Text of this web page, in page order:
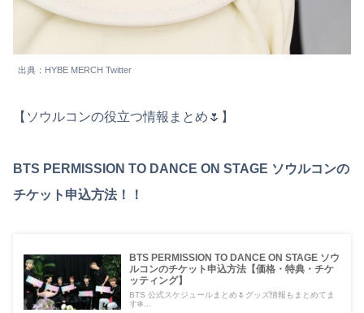
出典：HYBE MERCH Twitter
【ソウルコンの役立つ情報まとめ🌷】
BTS PERMISSION TO DANCE ON STAGE ソウルコンの
チケット申込方法！！
BTS PERMISSION TO DANCE ON STAGE ソウ
ルコンのチケット申込方法【価格・特典・チケ
ッティング】
BTS 公式スケジュールまとめ🌷グッズ情報もまとめてま
す❄️...